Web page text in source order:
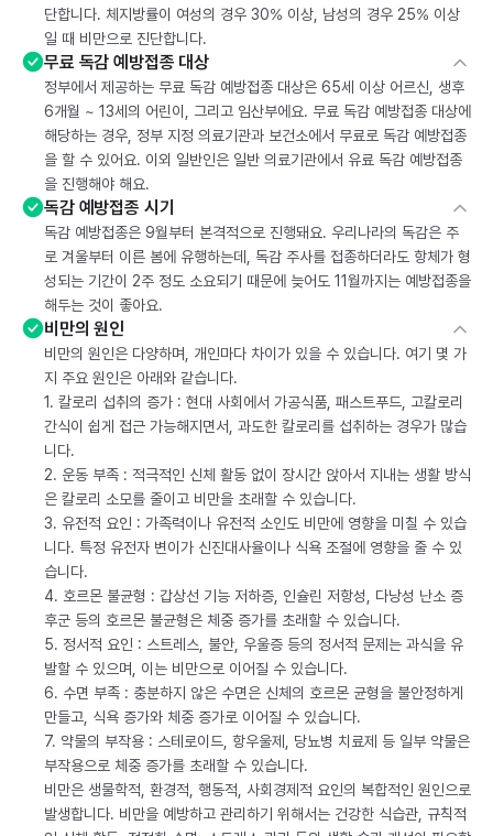
단합니다. 체지방률이 여성의 경우 30% 이상, 남성의 경우 25% 이상
일 때 비만으로 진단합니다.
무료 독감 예방접종 대상
정부에서 제공하는 무료 독감 예방접종 대상은 65세 이상 어르신, 생후
6개월 ~ 13세의 어린이, 그리고 임산부에요. 무료 독감 예방접종 대상에
해당하는 경우, 정부 지정 의료기관과 보건소에서 무료로 독감 예방접종
을 할 수 있어요. 이외 일반인은 일반 의료기관에서 유료 독감 예방접종
을 진행해야 해요.
독감 예방접종 시기
독감 예방접종은 9월부터 본격적으로 진행돼요. 우리나라의 독감은 주
로 겨울부터 이른 봄에 유행하는데, 독감 주사를 접종하더라도 항체가 형
성되는 기간이 2주 정도 소요되기 때문에 늦어도 11월까지는 예방접종을
해두는 것이 좋아요.
비만의 원인
비만의 원인은 다양하며, 개인마다 차이가 있을 수 있습니다. 여기 몇 가
지 주요 원인은 아래와 같습니다.
1. 칼로리 섭취의 증가 : 현대 사회에서 가공식품, 패스트푸드, 고칼로리
간식이 쉽게 접근 가능해지면서, 과도한 칼로리를 섭취하는 경우가 많습
니다.
2. 운동 부족 : 적극적인 신체 활동 없이 장시간 앉아서 지내는 생활 방식
은 칼로리 소모를 줄이고 비만을 초래할 수 있습니다.
3. 유전적 요인 : 가족력이나 유전적 소인도 비만에 영향을 미칠 수 있습
니다. 특정 유전자 변이가 신진대사율이나 식욕 조절에 영향을 줄 수 있
습니다.
4. 호르몬 불균형 : 갑상선 기능 저하증, 인슐린 저항성, 다낭성 난소 증
후군 등의 호르몬 불균형은 체중 증가를 초래할 수 있습니다.
5. 정서적 요인 : 스트레스, 불안, 우울증 등의 정서적 문제는 과식을 유
발할 수 있으며, 이는 비만으로 이어질 수 있습니다.
6. 수면 부족 : 충분하지 않은 수면은 신체의 호르몬 균형을 불안정하게
만들고, 식욕 증가와 체중 증가로 이어질 수 있습니다.
7. 약물의 부작용 : 스테로이드, 항우울제, 당뇨병 치료제 등 일부 약물은
부작용으로 체중 증가를 초래할 수 있습니다.
비만은 생물학적, 환경적, 행동적, 사회경제적 요인의 복합적인 원인으로
발생합니다. 비만을 예방하고 관리하기 위해서는 건강한 식습관, 규칙적